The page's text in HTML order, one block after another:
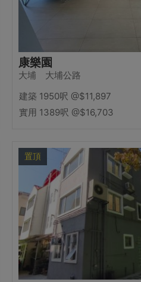
康樂園
大埔 大埔公路
建築 1950呎 @$11,897
實用 1389呎 @$16,703
置頂